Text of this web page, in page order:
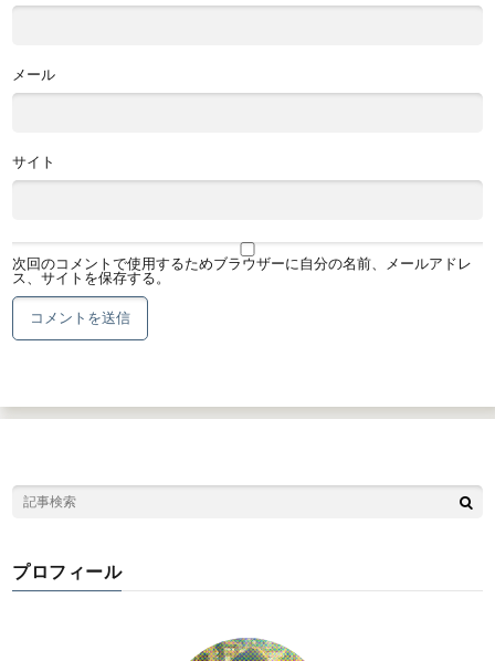
メール
サイト
次回のコメントで使用するためブラウザーに自分の名前、メールアドレ
ス、サイトを保存する。
プロフィール